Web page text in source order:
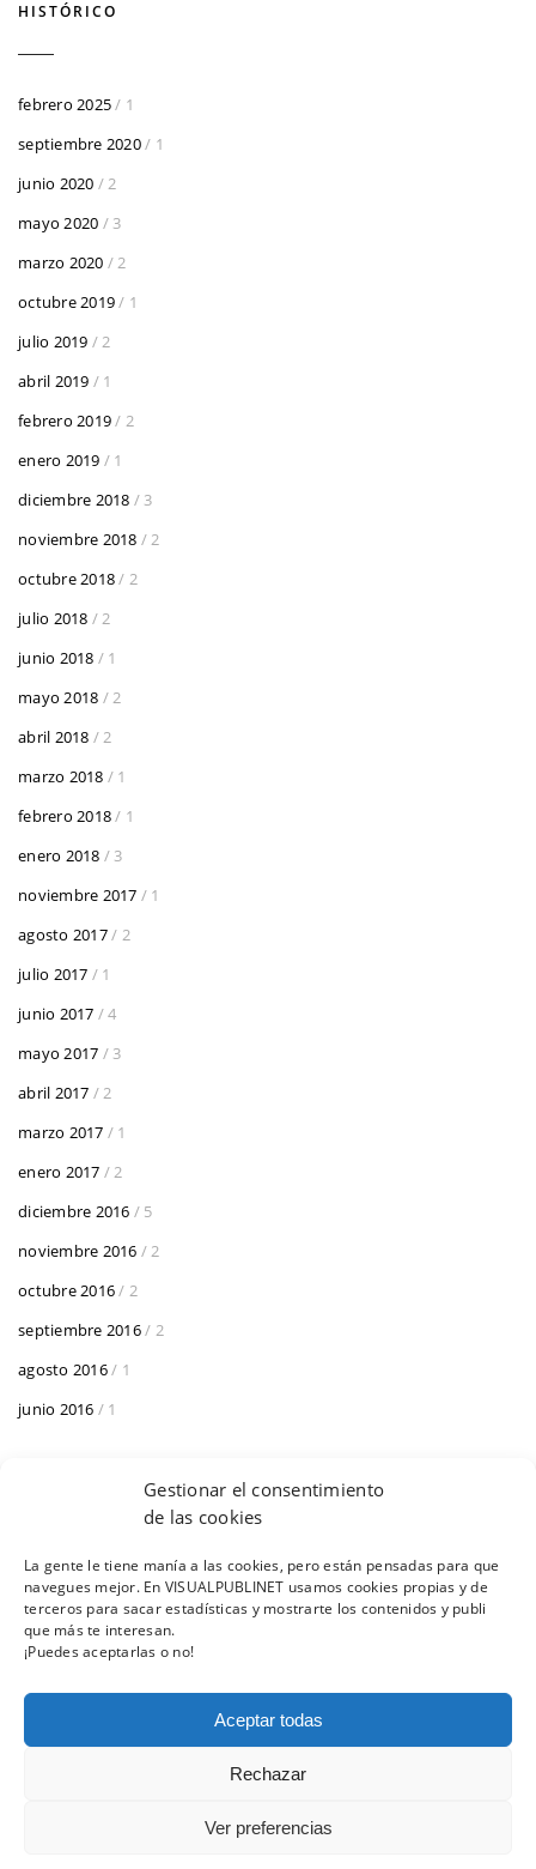
Gestionar el consentimiento
de las cookies
La gente le tiene manía a las cookies, pero están pensadas para que
navegues mejor. En VISUALPUBLINET usamos cookies propias y de
terceros para sacar estadísticas y mostrarte los contenidos y publi
que más te interesan.
¡Puedes aceptarlas o no!
Aceptar todas
Rechazar
Ver preferencias
HISTÓRICO
febrero 2025/ 1
septiembre 2020/ 1
junio 2020 / 2
mayo 2020 / 3
marzo 2020 / 2
octubre 2019/ 1
julio 2019 / 2
abril 2019 / 1
febrero 2019/ 2
enero 2019 / 1
diciembre 2018 / 3
noviembre 2018 / 2
octubre 2018/ 2
julio 2018 / 2
junio 2018 / 1
mayo 2018 / 2
abril 2018 / 2
marzo 2018 / 1
febrero 2018/ 1
enero 2018 / 3
noviembre 2017 / 1
agosto 2017/ 2
julio 2017 / 1
junio 2017 / 4
mayo 2017 / 3
abril 2017 / 2
marzo 2017 / 1
enero 2017 / 2
diciembre 2016 / 5
noviembre 2016 / 2
octubre 2016/ 2
septiembre 2016/ 2
agosto 2016/ 1
junio 2016 / 1
© 2019 VISUAL PUBLINET - AYUDAS Y SUBVENCIONES
CORUÑA ·981 12 95 03